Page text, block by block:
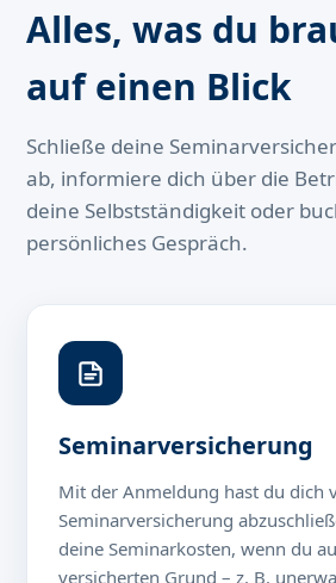
Alles, was du
auf einen Blick
Schließe deine
ab, informiere dich über die
deine Selbstständigkeit oder
persönliches Gespräch.
Seminarversicherung
Mit der Anmeldung hast du dich
Seminarversicherung
deine Seminarkosten, wenn du
versicherten Grund – z. B.